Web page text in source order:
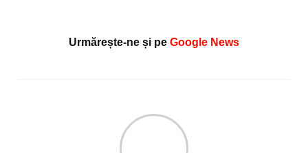
Urmărește-ne și pe Google News